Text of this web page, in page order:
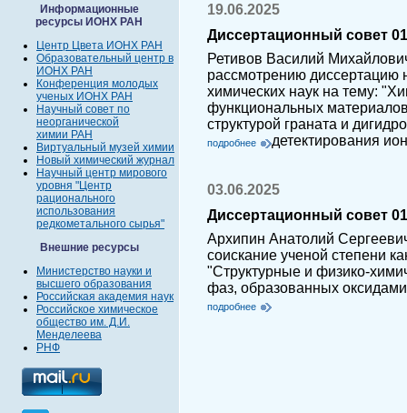
Информационные
ресурсы ИОНХ РАН
Центр Цвета ИОНХ РАН
Образовательный центр в
ИОНХ РАН
Конференция молодых
ученых ИОНХ РАН
Научный совет по
неорганической
химии РАН
Виртуальный музей химии
Новый химический журнал
Научный центр мирового
уровня "Центр
рационального
использования
редкометального сырья"
Внешние ресурсы
Министерство науки и
высшего образования
Российская академия наук
Российское химическое
общество им. Д.И.
Менделеева
РНФ
19.06.2025
Диссертационный совет
Ретивов Василий
рассмотрению диссертацию
химических наук на тему:
функциональных
структурой граната и
детектирования
подробнее
03.06.2025
Диссертационный совет
Архипин Анатолий
соискание ученой степени
"Структурные и физико-
фаз, образованных
подробнее